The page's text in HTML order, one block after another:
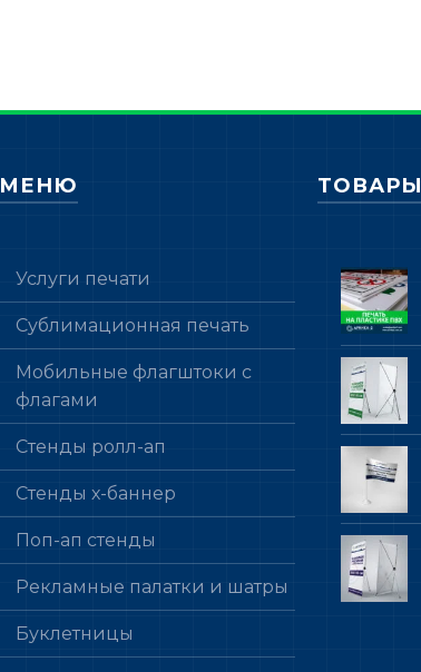
МЕНЮ
Услуги печати
Сублимационная печать
Мобильные флагштоки с
флагами
Стенды ролл-ап
Стенды х-баннер
Поп-ап стенды
Рекламные палатки и шатры
Буклетницы
ТОВАРЫ